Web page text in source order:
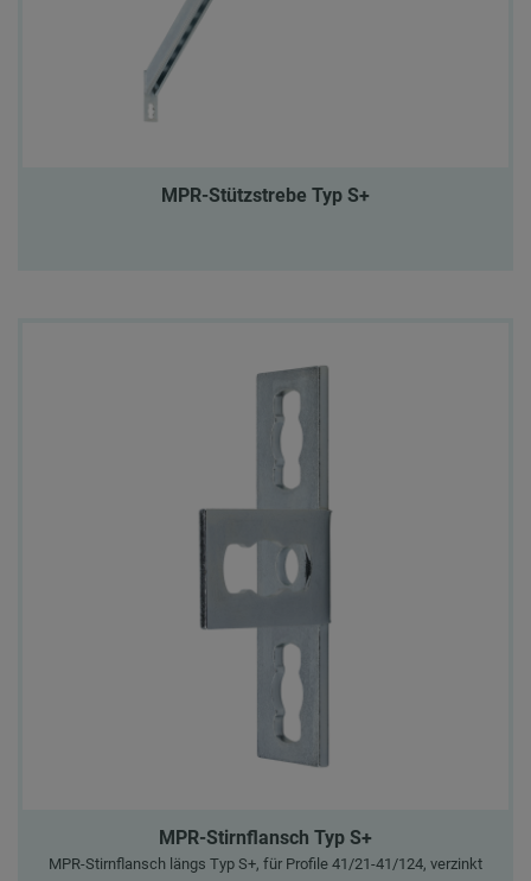
MPR-Stützstrebe Typ S+
MPR-Stirnflansch Typ S+
MPR-Stirnflansch längs Typ S+, für Profile 41/21-41/124, verzinkt